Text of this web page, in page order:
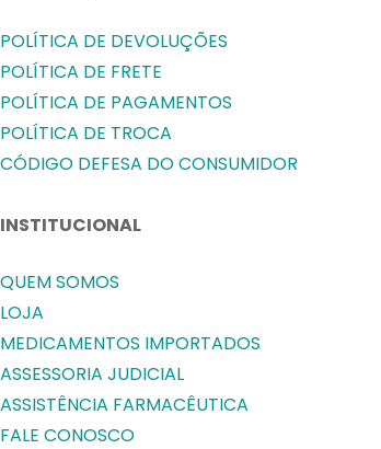
POLÍTICA DE DEVOLUÇÕES
POLÍTICA DE FRETE
POLÍTICA DE PAGAMENTOS
POLÍTICA DE TROCA
CÓDIGO DEFESA DO CONSUMIDOR
INSTITUCIONAL
QUEM SOMOS
LOJA
MEDICAMENTOS IMPORTADOS
ASSESSORIA JUDICIAL
ASSISTÊNCIA FARMACÊUTICA
FALE CONOSCO